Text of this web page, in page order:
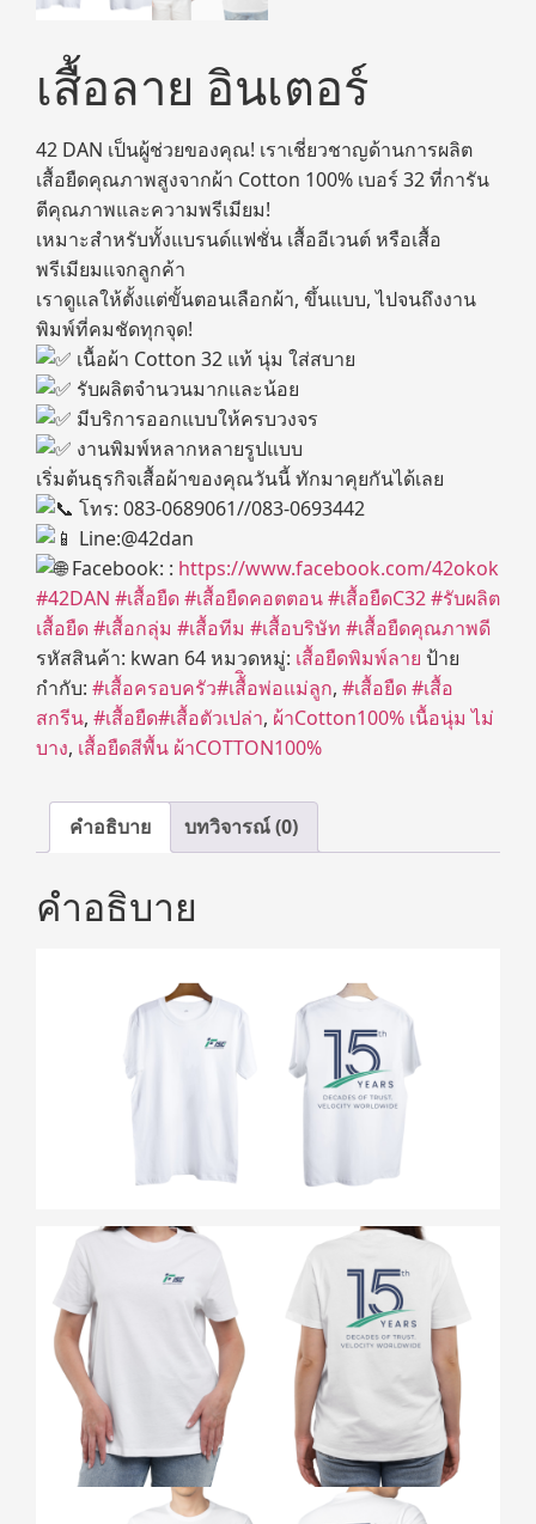
เสื้อลาย อินเตอร์
42 DAN เป็นผู้ช่วยของคุณ! เราเชี่ยวชาญด้านการผลิต
เสื้อยืดคุณภาพสูงจากผ้า Cotton 100% เบอร์ 32 ที่การัน
ตีคุณภาพและความพรีเมียม!
เหมาะสำหรับทั้งแบรนด์แฟชั่น เสื้ออีเวนต์ หรือเสื้อ
พรีเมียมแจกลูกค้า
เราดูแลให้ตั้งแต่ขั้นตอนเลือกผ้า, ขึ้นแบบ, ไปจนถึงงาน
พิมพ์ที่คมชัดทุกจุด!
เนื้อผ้า Cotton 32 แท้ นุ่ม ใส่สบาย
รับผลิตจำนวนมากและน้อย
มีบริการออกแบบให้ครบวงจร
งานพิมพ์หลากหลายรูปแบบ
เริ่มต้นธุรกิจเสื้อผ้าของคุณวันนี้ ทักมาคุยกันได้เลย
โทร: 083-0689061//083-0693442
Line:@42dan
Facebook: : https://www.facebook.com/42okok
#42DAN #เสื้อยืด#เสื้อยืดคอตตอน#เสื้อยืดC32#รับผลิต
เสื้อยืด#เสื้อกลุ่ม #เสื้อทีม #เสื้อบริษัท #เสื้อยืดคุณภาพดี
รหัสสินค้า: kwan 64หมวดหมู่: เสื้อยืดพิมพ์ลาย ป้าย
กำกับ: #เสื้อครอบครัว#เสื้ิอพ่อแม่ลูก, #เสื้อยืด #เสื้อ
สกรีน, #เสื้อยืด#เสื้อตัวเปล่า, ผ้าCotton100% เนื้อนุ่ม ไม่
บาง, เสื้อยืดสีพื้น ผ้าCOTTON100%
คำอธิบาย บทวิจารณ์ (0)
คำอธิบาย